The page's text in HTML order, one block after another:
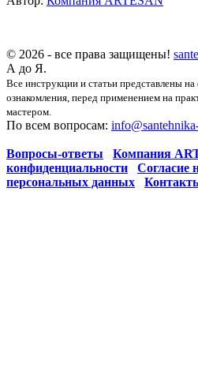
© 2026 - все права защищены!
А до Я.
Все инструкции и статьи представлены
ознакомления, перед применением на
мастером.
По всем вопросам:
Вопросы-ответы Компания
конфиденциальности
Согласие
персональных данных